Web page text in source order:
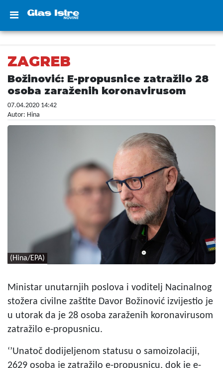
ZAGREB
Božinović: E-propusnice zatražilo 28
osoba zaraženih koronavirusom
07.04.2020 14:42
Autor: Hina
(Hina/EPA)
Ministar unutarnjih poslova i voditelj Nacinalnog
stožera civilne zaštite Davor Božinović izvijestio je
u utorak da je 28 osoba zaraženih koronavirusom
zatražilo e-propusnicu.
‘’Unatoč dodijeljenom statusu o samoizolaciji,
2629 osoba je zatražilo e-propusnicu, dok je e-